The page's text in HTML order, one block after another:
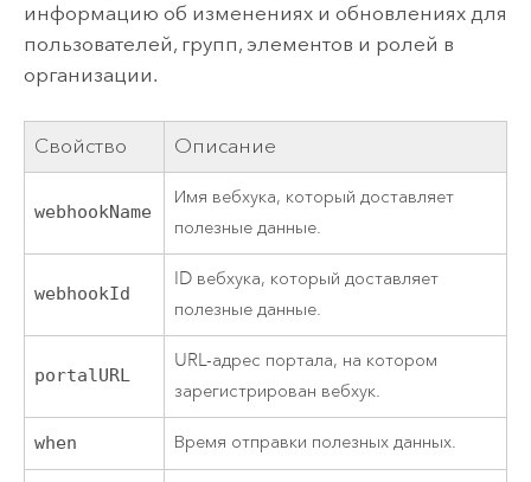
информацию об изменениях и обновлениях для
пользователей, групп, элементов и ролей в
организации.
Свойство Описание
webhookName
Имя вебхука, который доставляет
полезные данные.
webhookId
ID вебхука, который доставляет
полезные данные.
portalURL
URL-адрес портала, на котором
зарегистрирован вебхук.
when Время отправки полезных данных.